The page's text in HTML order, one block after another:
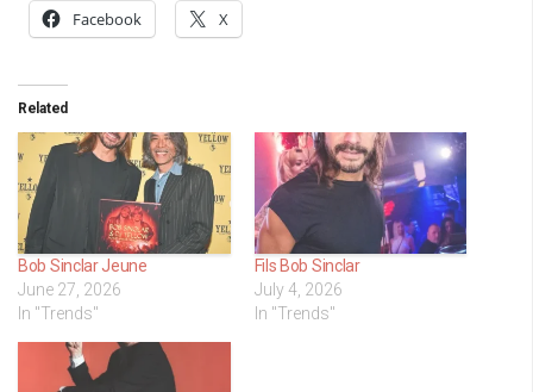
Facebook X
Related
Bob Sinclar Jeune
June 27, 2026
In "Trends"
Fils Bob Sinclar
July 4, 2026
In "Trends"